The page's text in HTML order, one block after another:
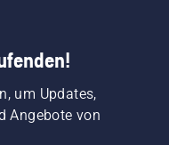
um Updates,
Angebote von